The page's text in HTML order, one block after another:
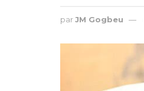
parJM Gogbeu